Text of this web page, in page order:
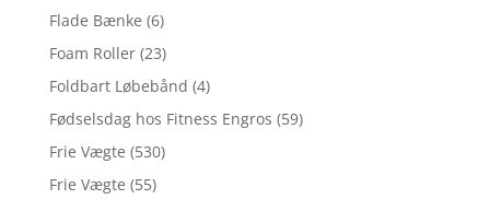
Flade Bænke (6)
Foam Roller (23)
Foldbart Løbebånd (4)
Fødselsdag hos Fitness Engros (59)
Frie Vægte (530)
Frie Vægte (55)